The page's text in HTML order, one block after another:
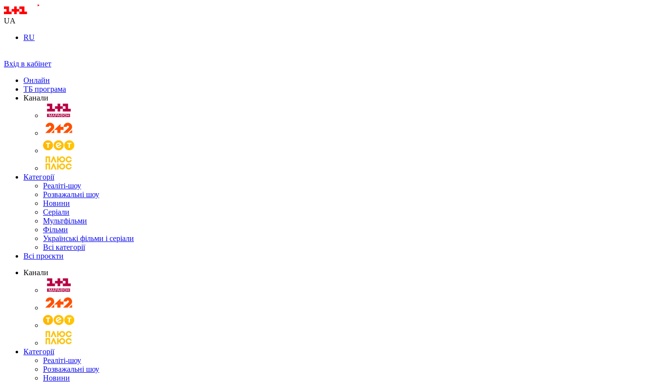
UA
RU
Вхід в кабінет
Онлайн
ТБ програма
Канали
Категорії
Реаліті-шоу
Розважальні шоу
Новини
Серіали
Мультфільми
Фільми
Українські фільми і серіали
Всі категорії
Всі проєкти
Канали
Категорії
Реаліті-шоу
Розважальні шоу
Новини